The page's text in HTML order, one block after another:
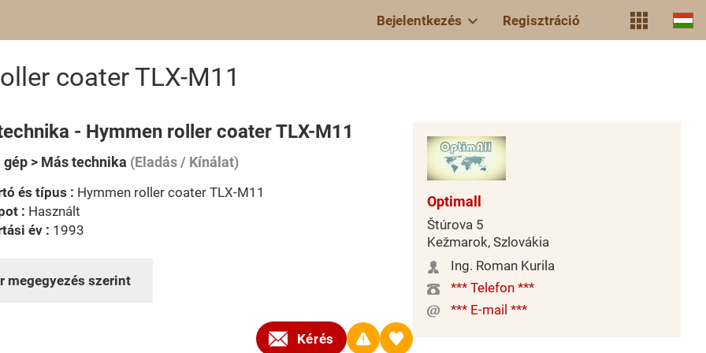
Bejelentkezés Regisztráció
coater TLX-M11
- Hymmen roller coater TLX-M11
> Más technika (Eladás / Kínálat)
és típus : Hymmen roller coater TLX-M11
: Használt
év : 1993
megegyezés szerint
Kérés
Optimall
Štúrova 5
Kežmarok, Szlovákia
Ing. Roman Kurila
*** Telefon ***
*** E-mail ***